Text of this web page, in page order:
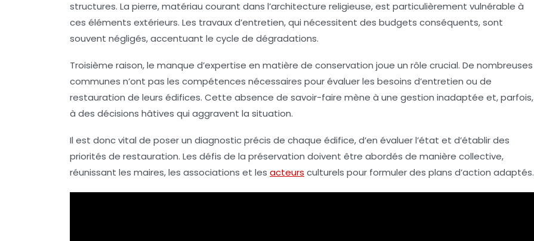
structures. La pierre, matériau courant dans l’architecture religieuse, est particulièrement vulnérable à
ces éléments extérieurs. Les travaux d’entretien, qui nécessitent des budgets conséquents, sont
souvent négligés, accentuant le cycle de dégradations.
Troisième raison, le manque d’expertise en matière de conservation joue un rôle crucial. De nombreuses
communes n’ont pas les compétences nécessaires pour évaluer les besoins d’entretien ou de
restauration de leurs édifices. Cette absence de savoir-faire mène à une gestion inadaptée et, parfois,
à des décisions hâtives qui aggravent la situation.
Il est donc vital de poser un diagnostic précis de chaque édifice, d’en évaluer l’état et d’établir des
priorités de restauration. Les défis de la préservation doivent être abordés de manière collective,
réunissant les maires, les associations et les acteurs culturels pour formuler des plans d’action adaptés.